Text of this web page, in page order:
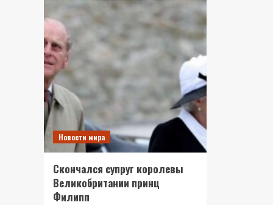
Новости мира
Скончался супруг королевы
Великобритании принц
Филипп